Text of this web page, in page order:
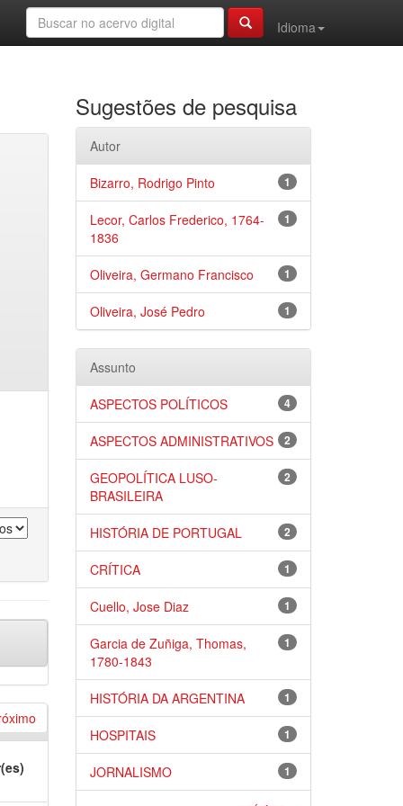
Idioma
Sugestões de pesquisa
Autor
1
Bizarro, Rodrigo Pinto
1
Lecor, Carlos Frederico, 1764-
1836
1
Oliveira, Germano Francisco
1
Oliveira, José Pedro
Assunto
4
ASPECTOS POLÍTICOS
2
ASPECTOS ADMINISTRATIVOS
2
GEOPOLÍTICA LUSO-
BRASILEIRA
2
HISTÓRIA DE PORTUGAL
1
CRÍTICA
1
Cuello, Jose Diaz
1
Garcia de Zuñiga, Thomas,
1780-1843
1
HISTÓRIA DA ARGENTINA
1
HOSPITAIS
1
JORNALISMO